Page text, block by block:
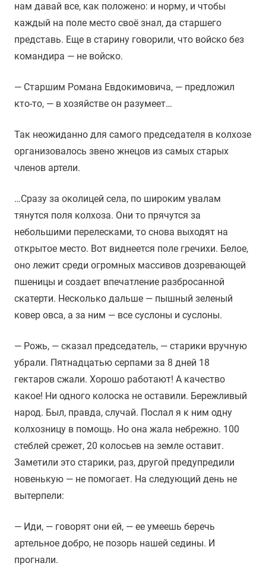
нам давай все, как положено: и норму, и чтобы
каждый на поле место своё знал, да старшего
представь. Еще в старину говорили, что войско без
командира — не войско.
— Старшим Романа Евдокимовича, — предложил
кто-то, — в хозяйстве он разумеет…
Так неожиданно для самого председателя в колхозе
организовалось звено жнецов из самых старых
членов артели.
…Сразу за околицей села, по широким увалам
тянутся поля колхоза. Они то прячутся за
небольшими перелесками, то снова выходят на
открытое место. Вот виднеется поле гречихи. Белое,
оно лежит среди огромных массивов дозревающей
пшеницы и создает впечатление разбросанной
скатерти. Несколько дальше — пышный зеленый
ковер овса, а за ним — все суслоны и суслоны.
— Рожь, — сказал председатель, — старики вручную
убрали. Пятнадцатью серпами за 8 дней 18
гектаров сжали. Хорошо работают! А качество
какое! Ни одного колоска не оставили. Бережливый
народ. Был, правда, случай. Послал я к ним одну
колхозницу в помощь. Но она жала небрежно. 100
стеблей срежет, 20 колосьев на земле оставит.
Заметили это старики, раз, другой предупредили
новенькую — не помогает. На следующий день не
вытерпели:
— Иди, — говорят они ей, — ее умеешь беречь
артельное добро, не позорь нашей седины. И
прогнали.